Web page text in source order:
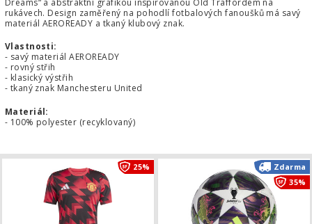
rukávech. Design zaměřený na pohodlí fotbalových fanoušků má savý
materiál AEROREADY a tkaný klubový znak.
Vlastnosti:
- savý materiál AEROREADY
- rovný střih
- klasický výstřih
- tkaný znak Manchesteru United
Materiál:
- 100% polyester (recyklovaný)
25% Předzápasový dres adidas Zdarma
35%